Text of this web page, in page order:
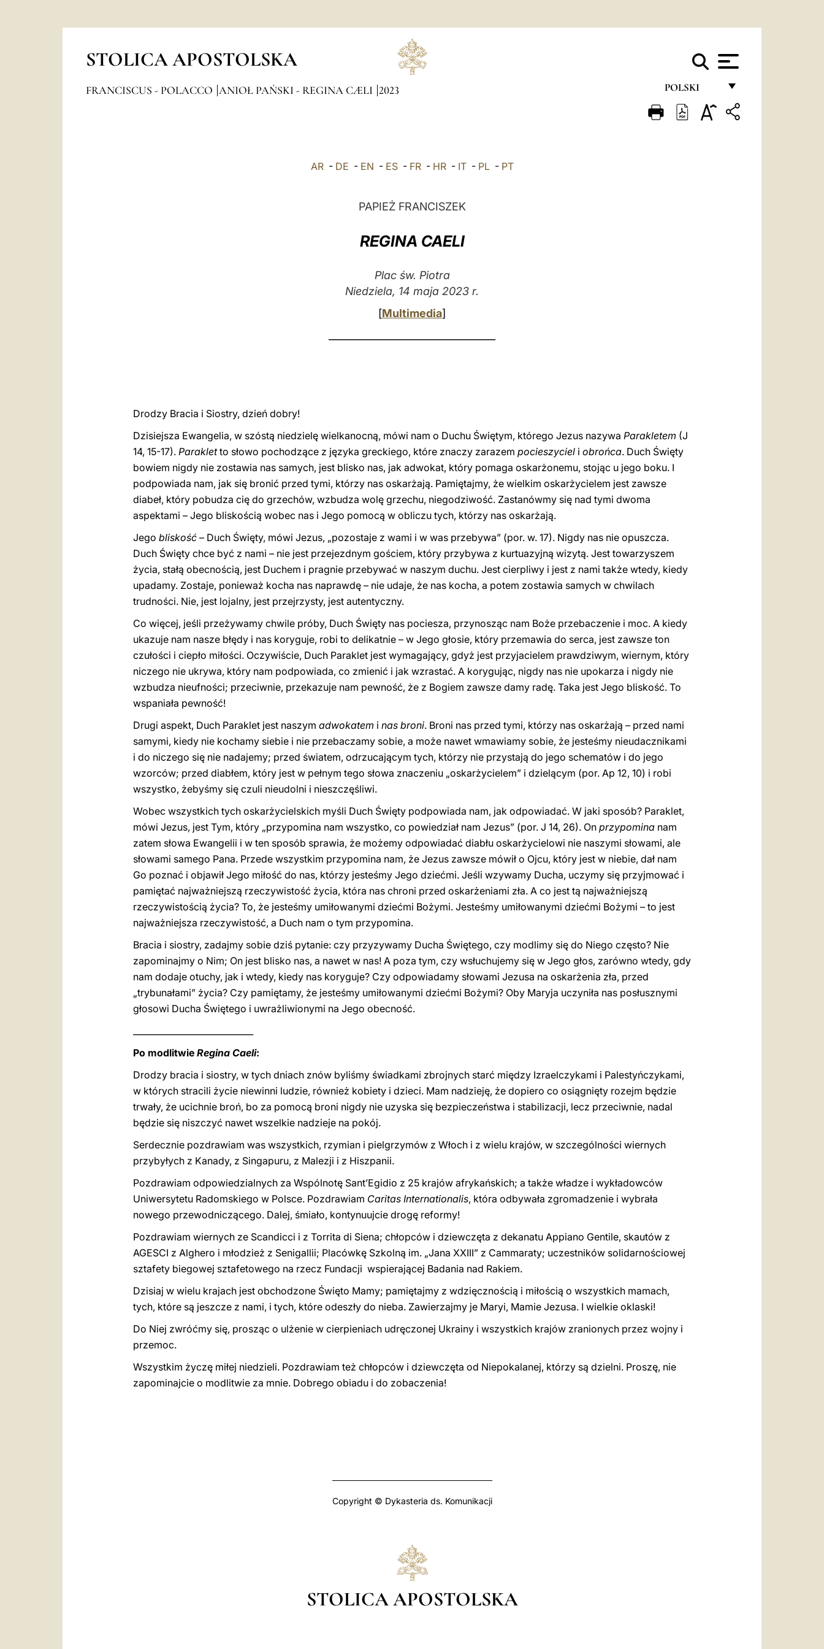
STOLICA APOSTOLSKA
POLSKI
FRANÇAIS
FRANCISCUS - POLACCO ANIOŁ PAŃSKI - REGINA CÆLI 2023
AR- DE - EN - ES- FR- HR- IT- PL- PT
PAPIEŻ FRANCISZEK
REGINA CAELI
Plac św. Piotra
Niedziela, 14 maja 2023 r.
[Multimedia]
Drodzy Bracia i Siostry, dzień dobry!
Dzisiejsza Ewangelia, w szóstą niedzielę wielkanocną, mówi nam o Duchu Świętym, którego Jezus nazywa Parakletem (J
14, 15-17). Parakletto słowo pochodzące z języka greckiego, które znaczy zarazem pocieszyciel i obrońca. Duch Święty
bowiem nigdy nie zostawia nas samych, jest blisko nas, jak adwokat, który pomaga oskarżonemu, stojąc u jego boku. I
podpowiada nam, jak się bronić przed tymi, którzy nas oskarżają. Pamiętajmy, że wielkim oskarżycielem jest zawsze
diabeł, który pobudza cię do grzechów, wzbudza wolę grzechu, niegodziwość. Zastanówmy się nad tymi dwoma
aspektami – Jego bliskością wobec nas i Jego pomocą w obliczu tych, którzy nas oskarżają.
Jego bliskość – Duch Święty, mówi Jezus, „pozostaje z wami i w was przebywa” (por. w. 17). Nigdy nas nie opuszcza.
Duch Święty chce być z nami – nie jest przejezdnym gościem, który przybywa z kurtuazyjną wizytą. Jest towarzyszem
życia, stałą obecnością, jest Duchem i pragnie przebywać w naszym duchu. Jest cierpliwy i jest z nami także wtedy, kiedy
upadamy. Zostaje, ponieważ kocha nas naprawdę – nie udaje, że nas kocha, a potem zostawia samych w chwilach
trudności. Nie, jest lojalny, jest przejrzysty, jest autentyczny.
Co więcej, jeśli przeżywamy chwile próby, Duch Święty nas pociesza, przynosząc nam Boże przebaczenie i moc. A kiedy
ukazuje nam nasze błędy i nas koryguje, robi to delikatnie – w Jego głosie, który przemawia do serca, jest zawsze ton
czułości i ciepło miłości. Oczywiście, Duch Paraklet jest wymagający, gdyż jest przyjacielem prawdziwym, wiernym, który
niczego nie ukrywa, który nam podpowiada, co zmienić i jak wzrastać. A korygując, nigdy nas nie upokarza i nigdy nie
wzbudza nieufności; przeciwnie, przekazuje nam pewność, że z Bogiem zawsze damy radę. Taka jest Jego bliskość. To
wspaniała pewność!
Drugi aspekt, Duch Paraklet jest naszym adwokatem i nas broni. Broni nas przed tymi, którzy nas oskarżają – przed nami
samymi, kiedy nie kochamy siebie i nie przebaczamy sobie, a może nawet wmawiamy sobie, że jesteśmy nieudacznikami
i do niczego się nie nadajemy; przed światem, odrzucającym tych, którzy nie przystają do jego schematów i do jego
wzorców; przed diabłem, który jest w pełnym tego słowa znaczeniu „oskarżycielem” i dzielącym (por. Ap 12, 10) i robi
wszystko, żebyśmy się czuli nieudolni i nieszczęśliwi.
Wobec wszystkich tych oskarżycielskich myśli Duch Święty podpowiada nam, jak odpowiadać. W jaki sposób? Paraklet,
mówi Jezus, jest Tym, który „przypomina nam wszystko, co powiedział nam Jezus” (por. J 14, 26). On przypomina nam
zatem słowa Ewangelii i w ten sposób sprawia, że możemy odpowiadać diabłu oskarżycielowi nie naszymi słowami, ale
słowami samego Pana. Przede wszystkim przypomina nam, że Jezus zawsze mówił o Ojcu, który jest w niebie, dał nam
Go poznać i objawił Jego miłość do nas, którzy jesteśmy Jego dziećmi. Jeśli wzywamy Ducha, uczymy się przyjmować i
pamiętać najważniejszą rzeczywistość życia, która nas chroni przed oskarżeniami zła. A co jest tą najważniejszą
rzeczywistością życia? To, że jesteśmy umiłowanymi dziećmi Bożymi. Jesteśmy umiłowanymi dziećmi Bożymi – to jest
najważniejsza rzeczywistość, a Duch nam o tym przypomina.
Bracia i siostry, zadajmy sobie dziś pytanie: czy przyzywamy Ducha Świętego, czy modlimy się do Niego często? Nie
zapominajmy o Nim; On jest blisko nas, a nawet w nas! A poza tym, czy wsłuchujemy się w Jego głos, zarówno wtedy, gdy
nam dodaje otuchy, jak i wtedy, kiedy nas koryguje? Czy odpowiadamy słowami Jezusa na oskarżenia zła, przed
„trybunałami” życia? Czy pamiętamy, że jesteśmy umiłowanymi dziećmi Bożymi? Oby Maryja uczyniła nas posłusznymi
głosowi Ducha Świętego i uwrażliwionymi na Jego obecność.
Po modlitwie Regina Caeli:
Drodzy bracia i siostry, w tych dniach znów byliśmy świadkami zbrojnych starć między Izraelczykami i Palestyńczykami,
w których stracili życie niewinni ludzie, również kobiety i dzieci. Mam nadzieję, że dopiero co osiągnięty rozejm będzie
trwały, że ucichnie broń, bo za pomocą broni nigdy nie uzyska się bezpieczeństwa i stabilizacji, lecz przeciwnie, nadal
będzie się niszczyć nawet wszelkie nadzieje na pokój.
Serdecznie pozdrawiam was wszystkich, rzymian i pielgrzymów z Włoch i z wielu krajów, w szczególności wiernych
przybyłych z Kanady, z Singapuru, z Malezji i z Hiszpanii.
Pozdrawiam odpowiedzialnych za Wspólnotę Sant’Egidio z 25 krajów afrykańskich; a także władze i wykładowców
Uniwersytetu Radomskiego w Polsce. Pozdrawiam Caritas Internationalis, która odbywała zgromadzenie i wybrała
nowego przewodniczącego. Dalej, śmiało, kontynuujcie drogę reformy!
Pozdrawiam wiernych ze Scandicci i z Torrita di Siena; chłopców i dziewczęta z dekanatu Appiano Gentile, skautów z
AGESCI z Alghero i młodzież z Senigallii; Placówkę Szkolną im. „Jana XXIII” z Cammaraty; uczestników solidarnościowej
sztafety biegowej sztafetowego na rzecz Fundacji wspierającej Badania nad Rakiem.
Dzisiaj w wielu krajach jest obchodzone Święto Mamy; pamiętajmy z wdzięcznością i miłością o wszystkich mamach,
tych, które są jeszcze z nami, i tych, które odeszły do nieba. Zawierzajmy je Maryi, Mamie Jezusa. I wielkie oklaski!
Do Niej zwróćmy się, prosząc o ulżenie w cierpieniach udręczonej Ukrainy i wszystkich krajów zranionych przez wojny i
przemoc.
Wszystkim życzę miłej niedzieli. Pozdrawiam też chłopców i dziewczęta od Niepokalanej, którzy są dzielni. Proszę, nie
zapominajcie o modlitwie za mnie. Dobrego obiadu i do zobaczenia!
Copyright © Dykasteria ds. Komunikacji
STOLICA APOSTOLSKA